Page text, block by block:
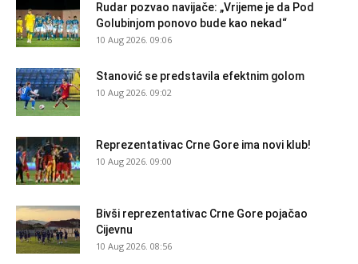
Rudar pozvao navijače: „Vrijeme je da Pod
Golubinjom ponovo bude kao nekad“
10 Aug 2026. 09:06
Stanović se predstavila efektnim golom
10 Aug 2026. 09:02
Reprezentativac Crne Gore ima novi klub!
10 Aug 2026. 09:00
Bivši reprezentativac Crne Gore pojačao
Cijevnu
10 Aug 2026. 08:56